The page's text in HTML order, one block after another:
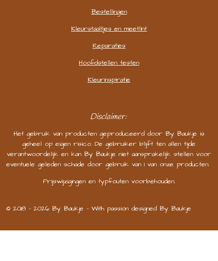
Bestellingen
Kleurstaaltjes en meetlint
Reparaties
Hoofdstellen testen
Kleurinspiratie
Disclaimer:
Het gebruik van producten geproduceerd door By Baukje is
geheel op eigen risico. De gebruiker blijft ten allen tijde
verantwoordelijk en kan By Baukje niet aansprakelijk stellen voor
eventuele geleden schade door gebruik van 1 van onze producten.
Prijswijzigingen en typfouten voorbehouden.
© 2018 - 2026 By Baukje - With passion designed By Baukje